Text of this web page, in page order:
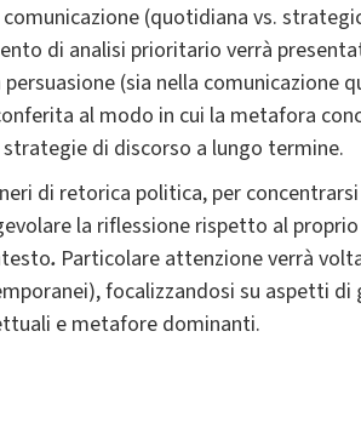
(quotidiana vs.
di analisi prioritario verrà
(sia nella comunicazione
al modo in cui la metafora
di discorso a lungo termine.
di retorica politica, per
la riflessione rispetto al proprio
. Particolare attenzione verrà
focalizzandosi su aspetti di
e metafore dominanti.